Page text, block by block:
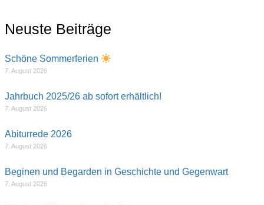
Neuste Beiträge
Schöne Sommerferien
7. August 2026
Jahrbuch 2025/26 ab sofort erhältlich!
7. August 2026
Abiturrede 2026
7. August 2026
Beginen und Begarden in Geschichte und Gegenwart
7. August 2026